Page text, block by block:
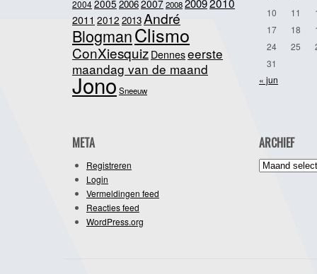
20042005 200620072008
2011 2012 2013André
BlogmanClismo
ConXiesquiz Denneseerste
maandag van de maand
JonoSneeuw
10
11
17
18
24
25
31
« jun
META
Registreren
Login
Vermeldingen feed
Reacties feed
WordPress.org
ARCHIEF
Archief